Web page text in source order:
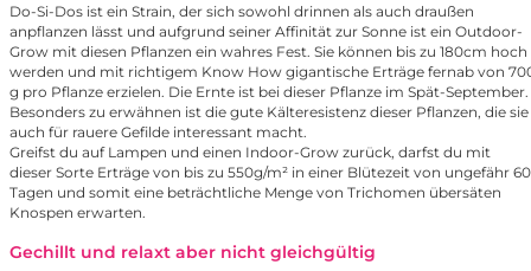
Do-Si-Dos ist ein Strain, der sich sowohl drinnen als auch draußen
anpflanzen lässt und aufgrund seiner Affinität zur Sonne ist ein Outdoor-
Grow mit diesen Pflanzen ein wahres Fest. Sie können bis zu 180cm hoch
werden und mit richtigem Know How gigantische Erträge fernab von
g pro Pflanze erzielen. Die Ernte ist bei dieser Pflanze im Spät-September.
Besonders zu erwähnen ist die gute Kälteresistenz dieser Pflanzen, die sie
auch für rauere Gefilde interessant macht.
Greifst du auf Lampen und einen Indoor-Grow zurück, darfst du mit
dieser Sorte Erträge von bis zu 550g/m² in einer Blütezeit von ungefähr 60
Tagen und somit eine beträchtliche Menge von Trichomen übersäten
Knospen erwarten.
Gechillt und relaxt aber nicht gleichgültig